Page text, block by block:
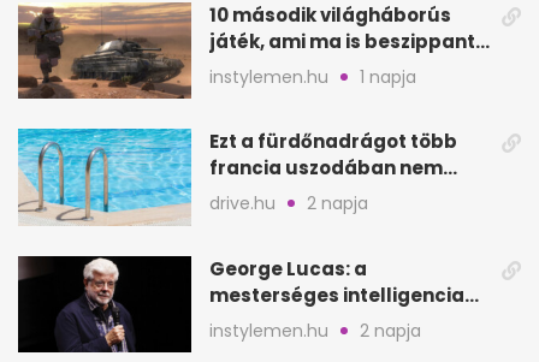
10 második világháborús
játék, ami ma is beszippant
a képernyő elé
instylemen.hu 1 napja
Ezt a fürdőnadrágot több
francia uszodában nem
fogadják el
drive.hu 2 napja
George Lucas: a
mesterséges intelligencia
lehet Hollywood következő
lépése
instylemen.hu 2 napja